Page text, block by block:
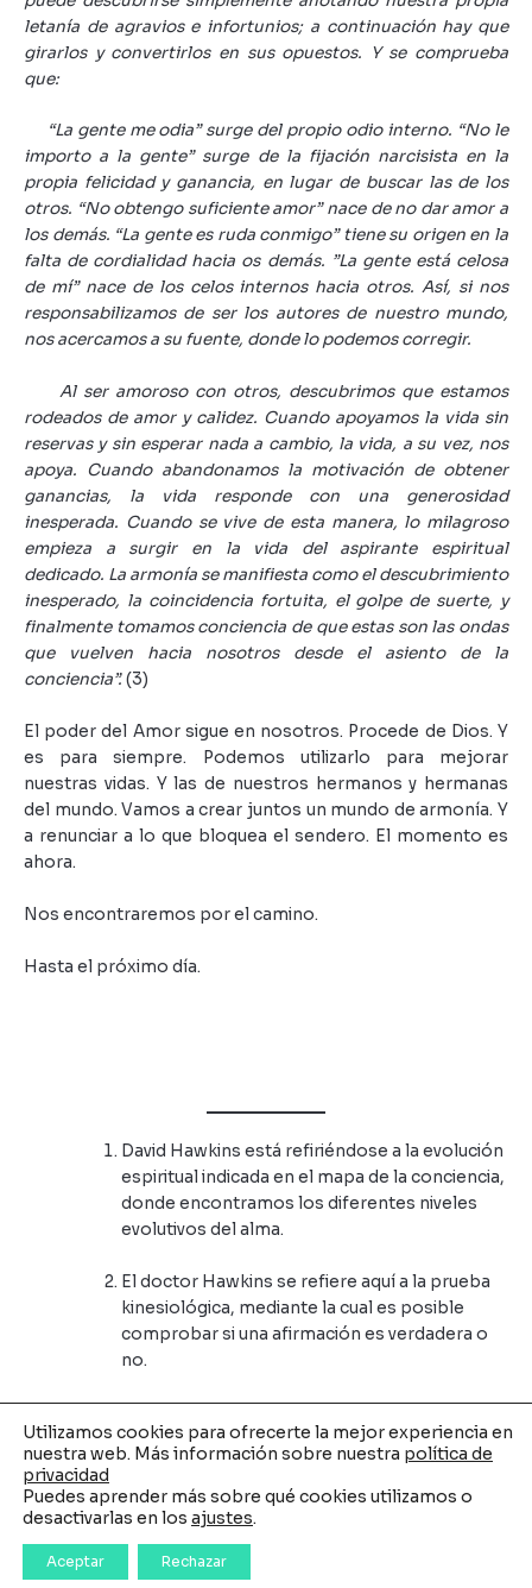
letanía de agravios e infortunios; a continuación hay que
girarlos y convertirlos en sus opuestos. Y se comprueba
que:
“La gente me odia” surge del propio odio interno. “No le
importo a la gente” surge de la fijación narcisista en la
propia felicidad y ganancia, en lugar de buscar las de los
otros. “No obtengo suficiente amor” nace de no dar amor a
los demás. “La gente es ruda conmigo” tiene su origen en la
falta de cordialidad hacia os demás. ”La gente está celosa
de mí” nace de los celos internos hacia otros. Así, si nos
responsabilizamos de ser los autores de nuestro mundo,
nos acercamos a su fuente, donde lo podemos corregir.
Al ser amoroso con otros, descubrimos que estamos
rodeados de amor y calidez. Cuando apoyamos la vida sin
reservas y sin esperar nada a cambio, la vida, a su vez, nos
apoya. Cuando abandonamos la motivación de obtener
ganancias, la vida responde con una generosidad
inesperada. Cuando se vive de esta manera, lo milagroso
empieza a surgir en la vida del aspirante espiritual
dedicado. La armonía se manifiesta como el descubrimiento
inesperado, la coincidencia fortuita, el golpe de suerte, y
finalmente tomamos conciencia de que estas son las ondas
que vuelven hacia nosotros desde el asiento de la
conciencia”.(3)
El poder del Amor sigue en nosotros. Procede de Dios. Y
es para siempre. Podemos utilizarlo para mejorar
nuestras vidas. Y las de nuestros hermanos y hermanas
del mundo. Vamos a crear juntos un mundo de armonía. Y
a renunciar a lo que bloquea el sendero. El momento es
ahora.
Nos encontraremos por el camino.
Hasta el próximo día.
David Hawkins está refiriéndose a la evolución
espiritual indicada en el mapa de la conciencia,
donde encontramos los diferentes niveles
evolutivos del alma.
El doctor Hawkins se refiere aquí a la prueba
kinesiológica, mediante la cual es posible
comprobar si una afirmación es verdadera o
no.
SUBJETIVIDAD , Ed. El Grano de Mostaza.
Barcelona, 2018. Págs. 54 y sig.
←Entrada anterior
Utilizamos cookies para ofrecerte la mejor experiencia en
nuestra web. Más información sobre nuestra política de
privacidad
Puedes aprender más sobre qué cookies utilizamos o
desactivarlas en los ajustes.
Aceptar Rechazar